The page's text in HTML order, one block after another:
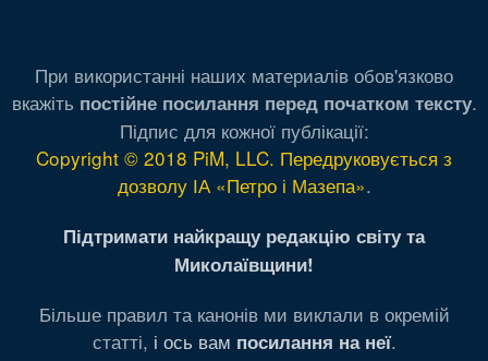
При використанні наших материалів обов'язково
вкажіть постійне посилання перед початком тексту.
Підпис для кожної публікації:
Copyright © 2018 PiM, LLC. Передруковується з
дозволу ІА «Петро і Мазепа».
Підтримати найкращу редакцію світу та
Миколаївщини!
Більше правил та канонів ми виклали в окремій
статті, і ось вам посилання на неї.